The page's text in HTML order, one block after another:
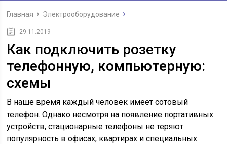
Главная Электрооборудование
29.11.2019
Как подключить розетку
телефонную, компьютерную:
схемы
В наше время каждый человек имеет сотовый
телефон. Однако несмотря на появление портативных
устройств, стационарные телефоны не теряют
популярность в офисах, квартирах и специальных